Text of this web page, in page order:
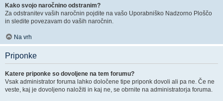
Kako svojo naročnino odstranim?
Za odstranitev vaših naročnin pojdite na vašo Uporabniško Nadzorno Ploščo
in sledite povezavam do vaših naročnin.
Na vrh
Priponke
Katere priponke so dovoljene na tem forumu?
Vsak administrator foruma lahko določene tipe priponk dovoli ali pa ne. Če ne
veste, kaj je dovoljeno naložiti in kaj ne, se obrnite na administratorja foruma.